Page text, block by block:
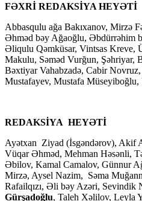
FƏXRİ REDAKSİYA HEYƏTİ
Abbasqulu ağa Bakıxanov, Mirzə
Əhməd bəy Ağaoğlu, Əbdürrəhim
Əliqulu Qəmküsar, Vintsas Kreve,
Makulu, Səməd Vurğun, Şəhriyar,
Bəxtiyar Vahabzadə, Cabir
Mustafayev, Mustafa
REDAKSİYA HEYƏTİ
Ayətxan Ziyad (İsgəndərov), Akif
Vüqar Əhməd, Mehman Həsənli,
Əbilov, Kamal Camalov, Günnur
Mirzə, Aysel Nazim, Səma
Rafailqızı, Əli bəy Azəri, Sevindik
Gürşadoğlu, Taleh Xəlilov, Leyla